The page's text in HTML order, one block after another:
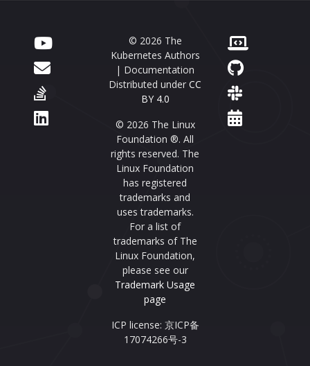
© 2026 The
Kubernetes Authors
| Documentation
Distributed under CC
BY 4.0
© 2026 The Linux
Foundation ®. All
rights reserved. The
Linux Foundation
has registered
trademarks and
uses trademarks.
For a list of
trademarks of The
Linux Foundation,
please see our
Trademark Usage
page
ICP license: 京ICP备
17074266号-3